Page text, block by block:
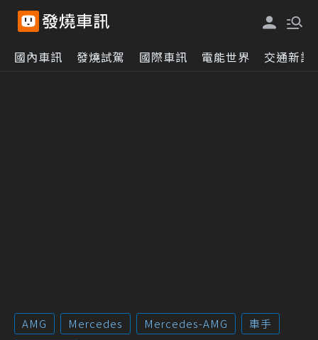
國內車訊 發燒試駕 國際車訊 電能世界 交通新訊
AMG Mercedes Mercedes-AMG
車手